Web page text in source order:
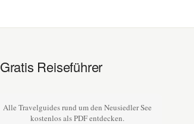
Gratis Reiseführer
Alle Travelguides rund um den Neusiedler See
kostenlos als PDF entdecken.